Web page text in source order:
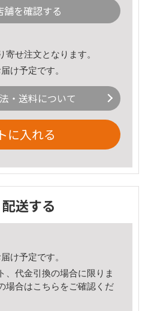
舗を確認する
寄せ注文となります。
け予定です。
・送料について
に入れる
配送する
け予定です。
、代金引換の場合に限りま
場合はこちら をご確認くだ